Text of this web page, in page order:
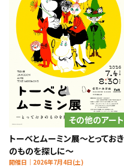
その他のアート
トーベとムーミン展～とっておき
のものを探しに～
開催日｜2026年7月4日(土)